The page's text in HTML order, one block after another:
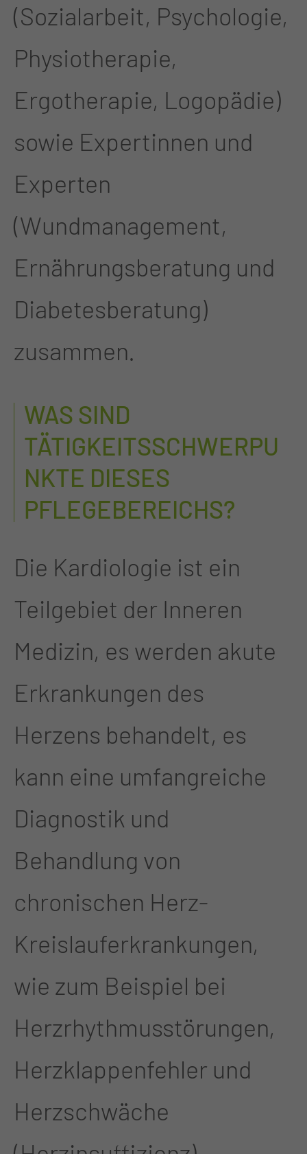
(Sozialarbeit, Psychologie,
Physiotherapie,
Ergotherapie, Logopädie)
sowie Expertinnen und
Experten
(Wundmanagement,
Ernährungsberatung und
Diabetesberatung)
zusammen.
WAS SIND
TÄTIGKEITSSCHWERPU
NKTE DIESES
PFLEGEBEREICHS?
Die Kardiologie ist ein
Teilgebiet der Inneren
Medizin, es werden akute
Erkrankungen des
Herzens behandelt, es
kann eine umfangreiche
Diagnostik und
Behandlung von
chronischen Herz-
Kreislauferkrankungen,
wie zum Beispiel bei
Herzrhythmusstörungen,
Herzklappenfehler und
Herzschwäche